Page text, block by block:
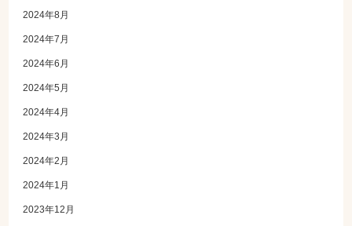
2024年8月
2024年7月
2024年6月
2024年5月
2024年4月
2024年3月
2024年2月
2024年1月
2023年12月